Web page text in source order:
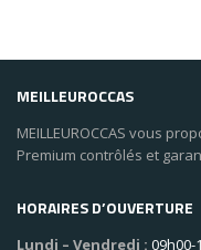
MEILLEUROCCAS
MEILLEUROCCAS vous
Premium contrôlés et
HORAIRES D’OUVERTURE
Lundi – Vendredi : 09h00-